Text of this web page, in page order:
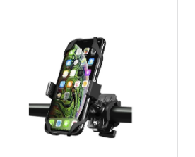
r
o